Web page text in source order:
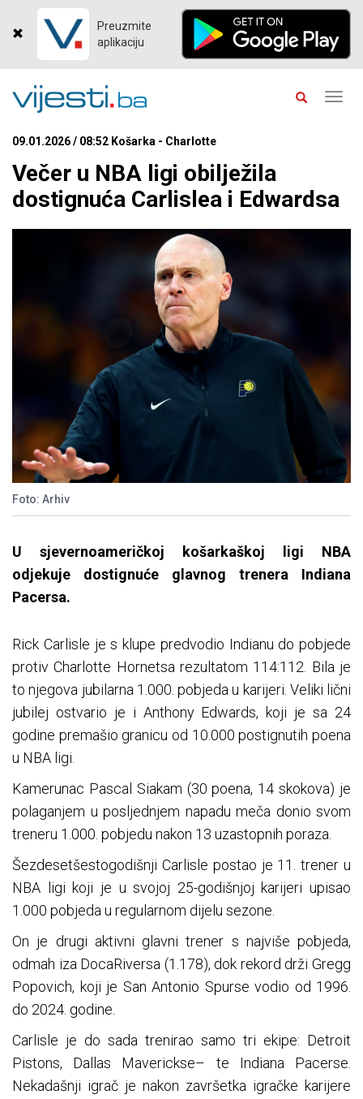
Preuzmite
aplikaciju
09.01.2026 / 08:52 Košarka - Charlotte
Večer u NBA ligi obilježila
dostignuća Carlislea i Edwardsa
Foto: Arhiv
U sjevernoameričkoj košarkaškoj ligi NBA
odjekuje dostignuće glavnog trenera Indiana
Pacersa.
Rick Carlisle je s klupe predvodio Indianu do pobjede
protiv Charlotte Hornetsa rezultatom 114:112. Bila je
to njegova jubilarna 1.000. pobjeda u karijeri. Veliki lični
jubilej ostvario je i Anthony Edwards, koji je sa 24
godine premašio granicu od 10.000 postignutih poena
u NBA ligi.
Kamerunac Pascal Siakam (30 poena, 14 skokova) je
polaganjem u posljednjem napadu meča donio svom
treneru 1.000. pobjedu nakon 13 uzastopnih poraza.
Šezdesetšestogodišnji Carlisle postao je 11. trener u
NBA ligi koji je u svojoj 25-godišnjoj karijeri upisao
1.000 pobjeda u regularnom dijelu sezone.
On je drugi aktivni glavni trener s najviše pobjeda,
odmah iza DocaRiversa (1.178), dok rekord drži Gregg
Popovich, koji je San Antonio Spurse vodio od 1996.
do 2024. godine.
Carlisle je do sada trenirao samo tri ekipe: Detroit
Pistons, Dallas Maverickse– te Indiana Pacerse.
Nekadašnji igrač je nakon završetka igračke karijere